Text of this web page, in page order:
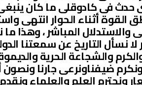
حدث فى كادوقلى ما كان
القوة أثناء الحوار انتهى
والاستدلال المباشر ، وهذا
لا نسأل التاريخ عن سمعتنا
والشجاعة الحرية
ضيفناونرعى جارنا
ونحترم العلم والعلماء